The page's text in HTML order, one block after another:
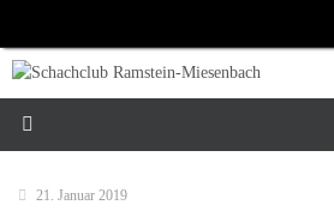
springen
21. Januar 2019